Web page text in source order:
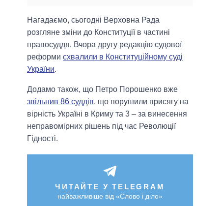
Нагадаємо, сьогодні Верховна Рада
розгляне зміни до Конституції в частині
правосуддя. Вчора другу редакцію судової
реформи схвалили в Конституційному суді
України.
Додамо також, що Петро Порошенко вже
звільнив 86 суддів, що порушили присягу на
вірність Україні в Криму та 3 – за винесення
неправомірних рішень під час Революції
Гідності.
ЧИТАЙТЕ У TELEGRAM
найважливіше від «Слово і діло»